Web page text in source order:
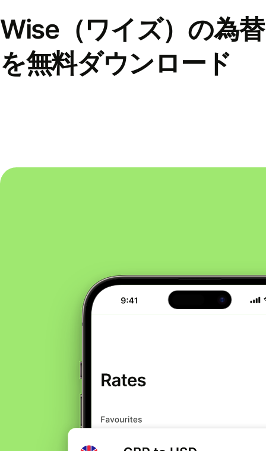
Wise（ワイズ）の為
を無料ダウンロード